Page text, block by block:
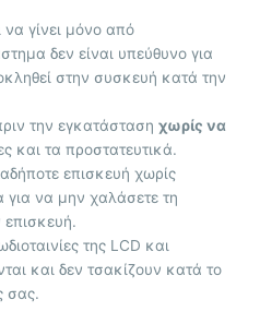
γίνει μόνο από
δεν είναι υπεύθυνο για
στην συσκευή κατά την
την εγκατάστασηχωρίς να
και τα προστατευτικά.
επισκευή χωρίς
για να μην χαλάσετε τη
της LCD και
και δεν τσακίζουν κατά το
σας.